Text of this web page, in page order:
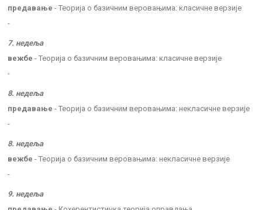
предавање - Теорија о базичним веровањима: класичне верзије
-
7. недеља
вежбе - Теорија о базичним веровањима: класичне верзије
-
8. недеља
предавање - Теорија о базичним веровањима: некласичне верзије
-
8. недеља
вежбе - Теорија о базичним веровањима: некласичне верзије
-
9. недеља